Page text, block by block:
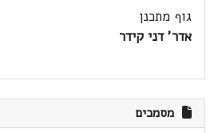
גוף מתכנן
אדר' דני קידר
מסמכים